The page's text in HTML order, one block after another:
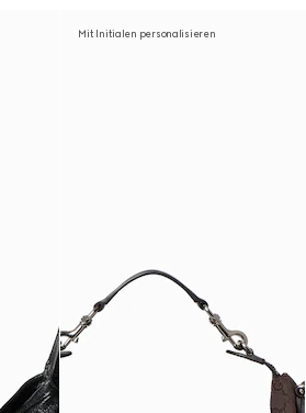
Mit Initialen personalisieren